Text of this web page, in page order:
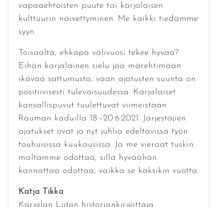
vapaaehtoisten puute tai karjalaisen
kulttuurin näivettyminen. Me kaikki tiedämme
syyn.
Toisaalta, ehkäpä välivuosi tekee hyvää?
Eihän karjalainen sielu jää märehtimään
ikävää sattumusta, vaan ajatusten suunta on
positiivisesti tulevaisuudessa. Karjalaiset
kansallispuvut tuulettuvat viimeistään
Rauman kaduilla 18.–20.6.2021. Järjestäjien
ajatukset ovat jo nyt juhlia edeltävissä työn
touhuisissa kuukausissa. Ja me vieraat tuskin
maltamme odottaa, sillä hyväähän
kannattaa odottaa, vaikka se kaksikin vuotta.
Katja Tikka
Karjalan Liiton historiankirjoittaja